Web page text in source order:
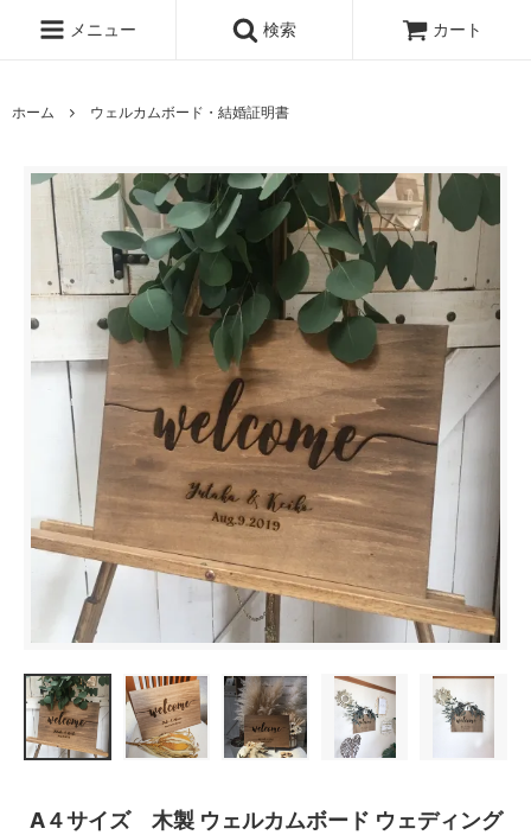
メニュー 検索 カート
ホーム ウェルカムボード・結婚証明書
A４サイズ 木製 ウェルカムボード ウェディング